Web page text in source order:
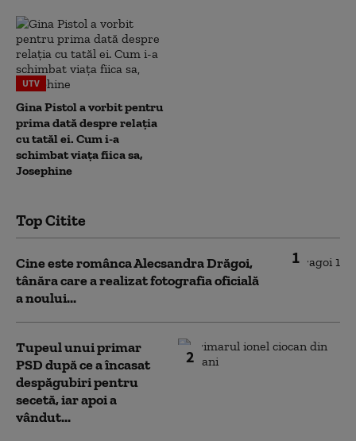
UTV
Gina Pistol a vorbit pentru
prima dată despre relația
cu tatăl ei. Cum i-a
schimbat viața fiica sa,
Josephine
Top Citite
1
Cine este românca Alecsandra Drăgoi,
tânăra care a realizat fotografia oficială
a noului...
2
Tupeul unui primar
PSD după ce a încasat
despăgubiri pentru
secetă, iar apoi a
vândut...